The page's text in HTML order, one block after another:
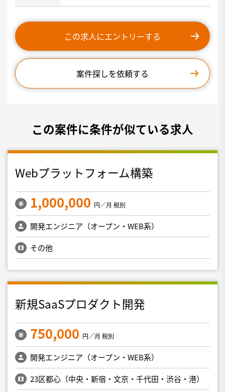
この求人にエントリーする
案件探しを依頼する
この案件に条件が似ている求人
Webプラットフォーム構築
1,000,000 円／月 税別
開発エンジニア（オープン・WEB系）
その他
新規SaaSプロダクト開発
750,000 円／月 税別
開発エンジニア（オープン・WEB系）
23区都心（中央・新宿・文京・千代田・渋谷・港）